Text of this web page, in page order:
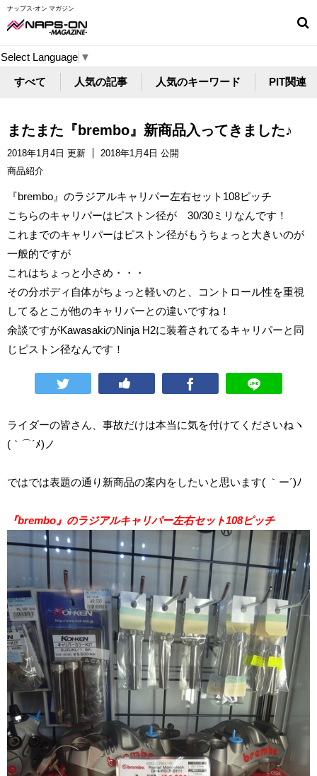
ナップス-オン マガジン
Select Language ▼
すべて 人気の記事 人気のキーワード PIT関連
またまた『brembo』新商品入ってきました♪
2018年1月4日 更新
2018年1月4日 公開
商品紹介
『brembo』のラジアルキャリパー左右セット108ピッチ
こちらのキャリパーはピストン径が 30/30ミリなんです！
これまでのキャリパーはピストン径がもうちょっと大きいのが
一般的ですが
これはちょっと小さめ・・・
その分ボディ自体がちょっと軽いのと、コントロール性を重視
してるとこが他のキャリパーとの違いですね！
余談ですがKawasakiのNinja H2に装着されてるキャリパーと同
じピストン径なんです！
ライダーの皆さん、事故だけは本当に気を付けてくださいねヽ
(｀⌒´ﾒ)ノ
ではでは表題の通り新商品の案内をしたいと思います( ｀ー´)ﾉ
『brembo』のラジアルキャリパー左右セット108ピッチ